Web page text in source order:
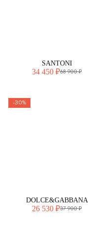
SANTONI
34 450 ₽68 900 ₽
-30%
DOLCE&GABBANA
26 530 ₽37 900 ₽